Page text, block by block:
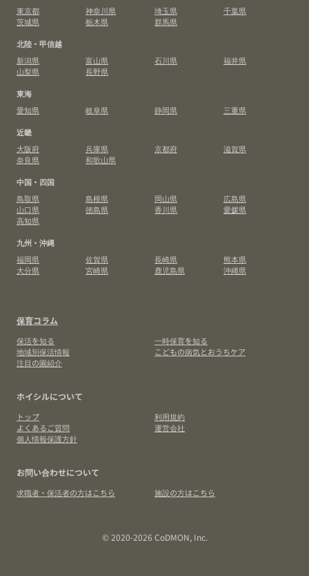
東京都
神奈川県 埼玉県
千葉県
茨城県
栃木県
群馬県
北陸・甲信越
新潟県
富山県 石川県
福井県
山梨県
長野県
東海
愛知県
岐阜県 静岡県
三重県
近畿
大阪府
兵庫県 京都府
滋賀県
奈良県
和歌山県
中国・四国
鳥取県
島根県 岡山県
広島県
山口県
徳島県 香川県
愛媛県
高知県
九州・沖縄
福岡県
佐賀県 長崎県
熊本県
大分県
宮崎県 鹿児島県 沖縄県
保育コラム
保活を知る
一時保育を知る
地域別保活情報
こどもの病気とおうちケア
注目の園紹介
ホイシルについて
トップ
利用規約
よくあるご質問
運営会社
個人情報保護方針
お問い合わせについて
求職者・保活者の方はこちら 施設の方はこちら
© 2020-2026 CoDMON, Inc.